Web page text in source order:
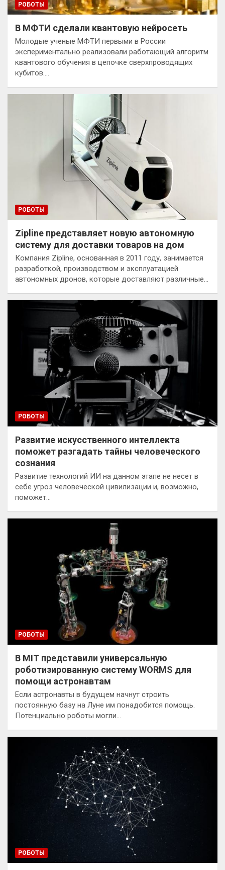
РОБОТЫ
В МФТИ сделали квантовую нейросеть
Молодые ученые МФТИ первыми в России
экспериментально реализовали работающий алгоритм
квантового обучения в цепочке сверхпроводящих
кубитов.…
РОБОТЫ
Zipline представляет новую автономную
систему для доставки товаров на дом
Компания Zipline, основанная в 2011 году, занимается
разработкой, производством и эксплуатацией
автономных дронов, которые доставляют различные…
РОБОТЫ
Развитие искусственного интеллекта
поможет разгадать тайны человеческого
сознания
Развитие технологий ИИ на данном этапе не несет в
себе угроз человеческой цивилизации и, возможно,
поможет…
РОБОТЫ
В MIT представили универсальную
роботизированную систему WORMS для
помощи астронавтам
Если астронавты в будущем начнут строить
постоянную базу на Луне им понадобится помощь.
Потенциально роботы могли…
РОБОТЫ